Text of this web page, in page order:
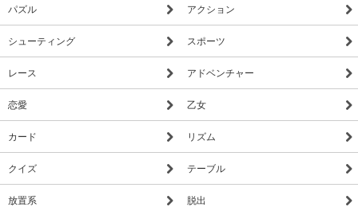
パズル アクション
シューティング スポーツ
レース アドベンチャー
恋愛 乙女
カード リズム
クイズ テーブル
放置系 脱出